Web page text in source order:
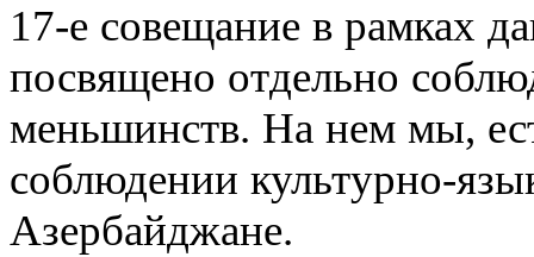
17-е совещание в рамках
посвящено отдельно
меньшинств. На нем мы,
соблюдении культурно-
Азербайджане.